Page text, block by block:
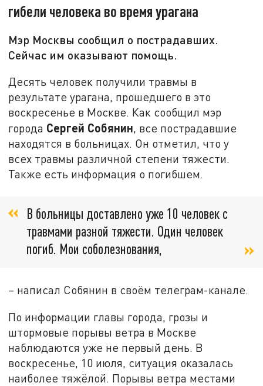
гибели человека во время урагана
Мэр Москвы сообщил о пострадавших.
Сейчас им оказывают помощь.
Десять человек получили травмы в
результате урагана, прошедшего в это
воскресенье в Москве. Как сообщил мэр
города Сергей Собянин, все пострадавшие
находятся в больницах. Он отметил, что у
всех травмы различной степени тяжести.
Также есть информация о погибшем.
В больницы доставлено уже 10 человек с
травмами разной тяжести. Один человек
погиб. Мои соболезнования,
– написал Собянин в своём телеграм-канале.
По информации главы города, грозы и
штормовые порывы ветра в Москве
наблюдаются уже не первый день. В
воскресенье, 10 июля, ситуация оказалась
наиболее тяжёлой. Порывы ветра местами